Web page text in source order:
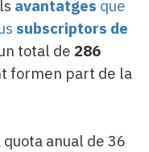
avantatges que
subscriptors de
total de 286
formen part de la
anual de 36